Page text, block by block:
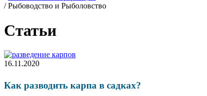
/Рыбоводство и Рыболовство
Статьи
16.11.2020
Как разводить карпа в садках?